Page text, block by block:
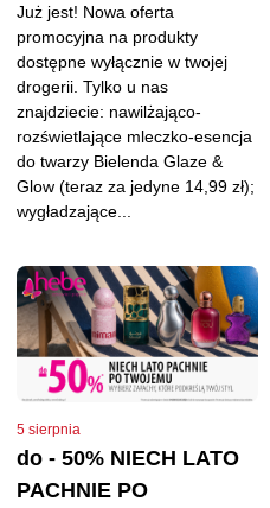
Już jest! Nowa oferta
promocyjna na produkty
dostępne wyłącznie w twojej
drogerii. Tylko u nas
znajdziecie: nawilżająco-
rozświetlające mleczko-esencja
do twarzy Bielenda Glaze &
Glow (teraz za jedyne 14,99 zł);
wygładzające...
5 sierpnia
do - 50% NIECH LATO
PACHNIE PO